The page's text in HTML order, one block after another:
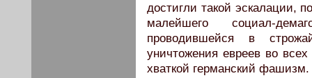
достигли такой эскалации,
малейшего социал-
проводившейся в
уничтожения евреев во
хваткой германский фашизм.